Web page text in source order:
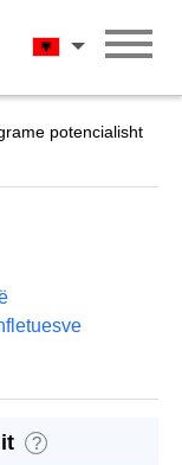
Shqip
potencialisht
?